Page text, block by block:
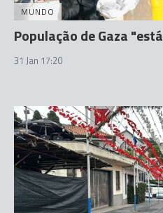
MUNDO
População de Gaza
31 Jan 17:20